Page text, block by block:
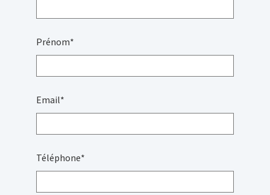
Prénom*
Email*
Téléphone*